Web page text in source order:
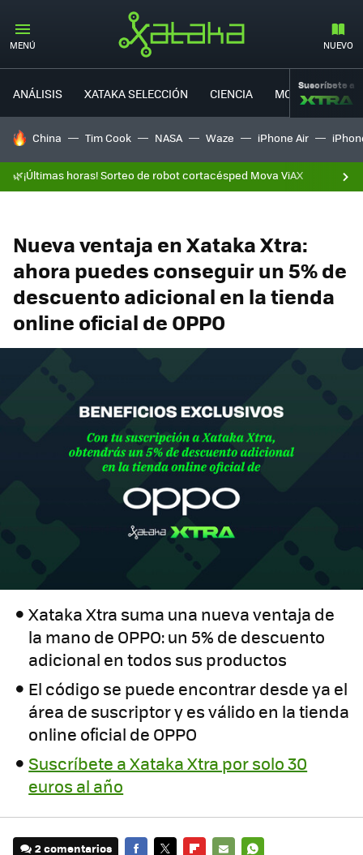
MENÚ NUEVO
ANÁLISIS XATAKA SELECCIÓN CIENCIA MOVILIDAD
Suscríbete a
HOY SE HABLA DE
China Tim Cook NASA Waze iPhone Air
🌿¡Últimas horas! Sorteo de robot cortacésped Mova ViAX
Nueva ventaja en Xataka Xtra:
ahora puedes conseguir un 5% de
descuento adicional en la tienda
online oficial de OPPO
Xataka Xtra suma una nueva ventaja de
la mano de OPPO: un 5% de descuento
adicional en todos sus productos
El código se puede encontrar desde ya el
área de suscriptor y es válido en la tienda
online oficial de OPPO
Suscríbete a Xataka Xtra por solo 30
euros al año
2 comentarios